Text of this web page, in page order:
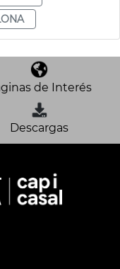
de Interés
Descargas